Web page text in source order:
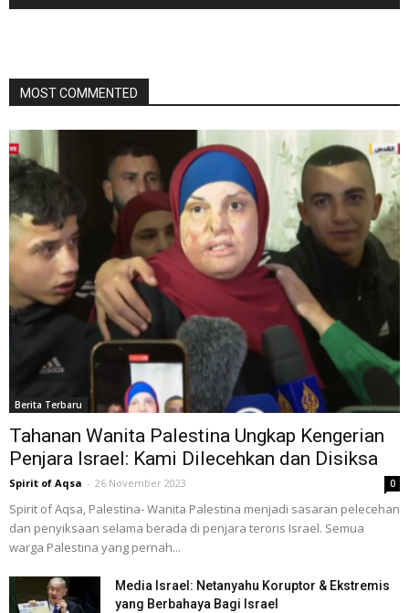
MOST COMMENTED
Berita Terbaru
Tahanan Wanita Palestina Ungkap Kengerian
Penjara Israel: Kami Dilecehkan dan Disiksa
Spirit of Aqsa - 26 November 2023 0
Spirit of Aqsa, Palestina- Wanita Palestina menjadi sasaran pelecehan
dan penyiksaan selama berada di penjara teroris Israel. Semua
warga Palestina yang pernah...
Media Israel: Netanyahu Koruptor & Ekstremis
yang Berbahaya Bagi Israel